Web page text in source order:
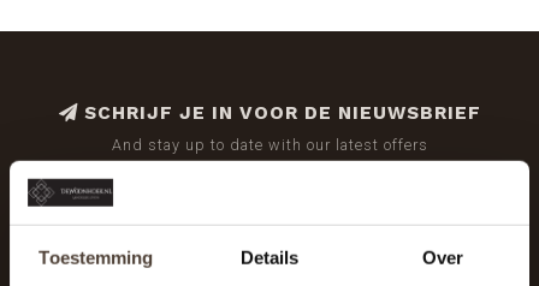
Toestemming Details Over
SCHRIJF JE IN VOOR DE NIEUWSBRIEF
And stay up to date with our latest offers